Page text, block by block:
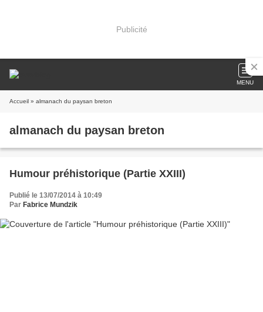
Publicité
MENU
Accueil » almanach du paysan breton
almanach du paysan breton
Humour préhistorique (Partie XXIII)
Publié le 13/07/2014 à 10:49
Par Fabrice Mundzik